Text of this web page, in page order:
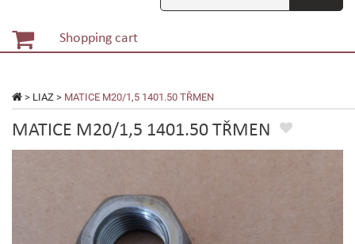
Shopping cart
> LIAZ > MATICE M20/1,5 1401.50 TŘMEN
MATICE M20/1,5 1401.50 TŘMEN